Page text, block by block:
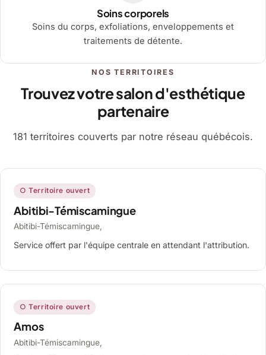
Soins corporels
Soins du corps, exfoliations, enveloppements et
traitements de détente.
NOS TERRITOIRES
Trouvez votre salon d'esthétique
partenaire
181 territoires couverts par notre réseau québécois.
○ Territoire ouvert
Abitibi-Témiscamingue
Abitibi-Témiscamingue,
Service offert par l'équipe centrale en attendant l'attribution.
○ Territoire ouvert
Amos
Abitibi-Témiscamingue,